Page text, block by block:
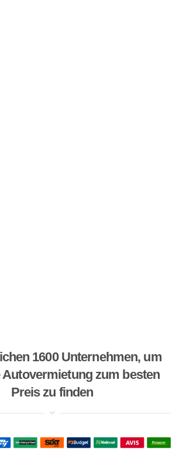
1600 Unternehmen, um
Autovermietung zum besten
Preis zu finden